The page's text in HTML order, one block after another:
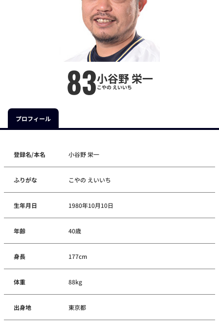
83小谷野 栄一
こやの えいいち
プロフィール
登録名/本名 小谷野 栄一
ふりがな こやの えいいち
生年月日 1980年10月10日
年齢 40歳
身長 177cm
体重 88kg
出身地 東京都